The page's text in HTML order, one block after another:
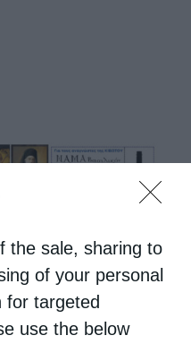
the sale, sharing to
of your personal
for targeted
use the below